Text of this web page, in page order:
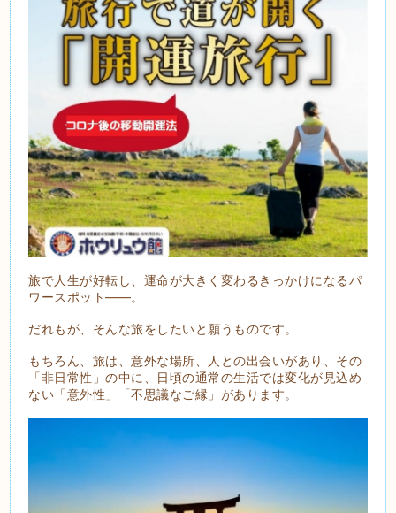
旅で人生が好転し、運命が大きく変わるきっかけになるパ
ワースポット――。
だれもが、そんな旅をしたいと願うものです。
もちろん、旅は、意外な場所、人との出会いがあり、その
「非日常性」の中に、日頃の通常の生活では変化が見込め
ない「意外性」「不思議なご縁」があります。